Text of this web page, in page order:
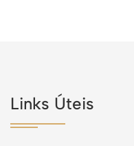
Links Úteis